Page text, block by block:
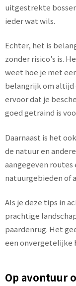
uitgestrekte
ieder wat wils.
Echter, het is
zonder risico’s is.
weet hoe je met
belangrijk om altijd
ervoor dat je
goed getraind is
Daarnaast is het
de natuur en
aangegeven
natuurgebieden of
Als je deze tips in
prachtige
paardenrug. Het
een onvergetelijke
Op avontuur